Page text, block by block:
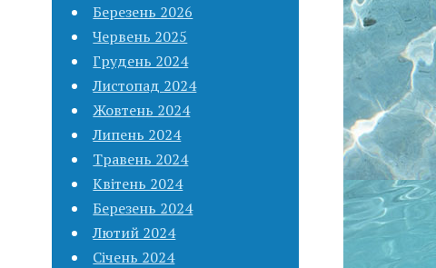
Березень 2026
Червень 2025
Грудень 2024
Листопад 2024
Жовтень 2024
Липень 2024
Травень 2024
Квітень 2024
Березень 2024
Лютий 2024
Січень 2024